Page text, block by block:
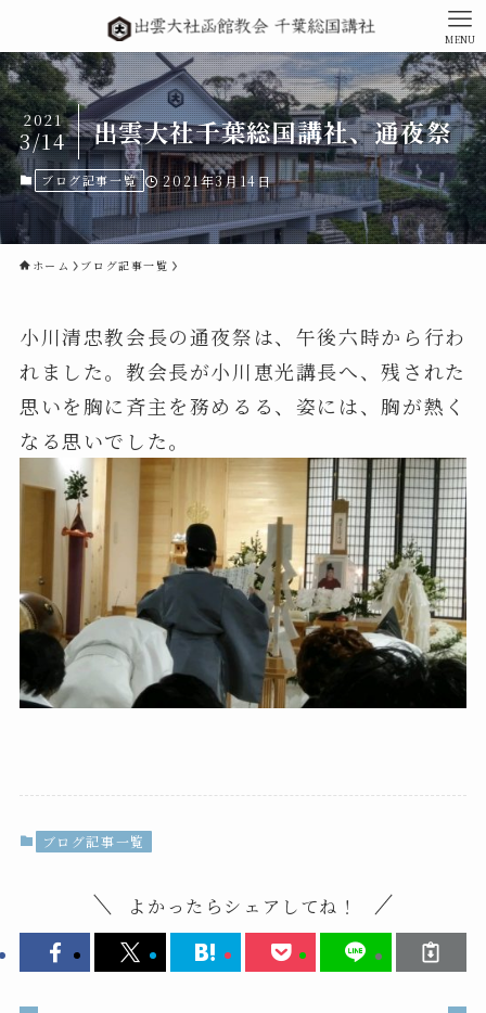
MENU
出雲大社千葉総国講社、通夜祭
2021
3/14
ブログ記事一覧 2021年3月14日
ホーム ブログ記事一覧
小川清忠教会長の通夜祭は、午後六時から行わ
れました。教会長が小川恵光講長へ、残された
思いを胸に斉主を務めるる、姿には、胸が熱く
なる思いでした。
ブログ記事一覧
よかったらシェアしてね！